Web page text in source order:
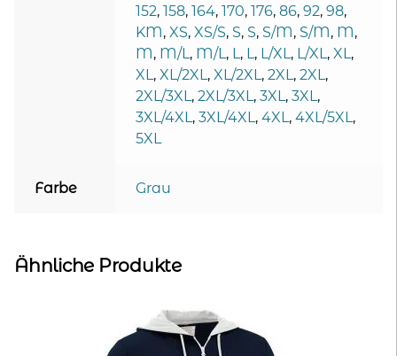
152, 158, 164, 170, 176, 86, 92, 98,
KM, XS, XS/S, S, S, S/M, S/M, M,
M, M/L, M/L, L, L, L/XL, L/XL, XL,
XL, XL/2XL, XL/2XL, 2XL, 2XL,
2XL/3XL, 2XL/3XL, 3XL, 3XL,
3XL/4XL, 3XL/4XL, 4XL, 4XL/5XL,
5XL
Farbe Grau
Ähnliche Produkte